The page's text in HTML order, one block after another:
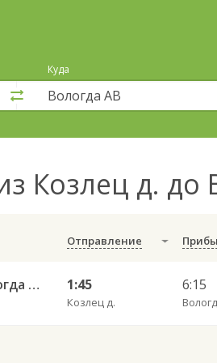
Куда
Козлец д. до
Отправление
Кичменгский Городок — Вологда АВ 785 1:45
Козлец д.
6:15